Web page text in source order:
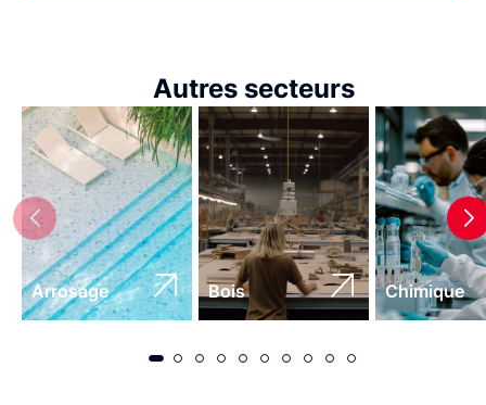
Autres secteurs
Arrosage Bois Chimique